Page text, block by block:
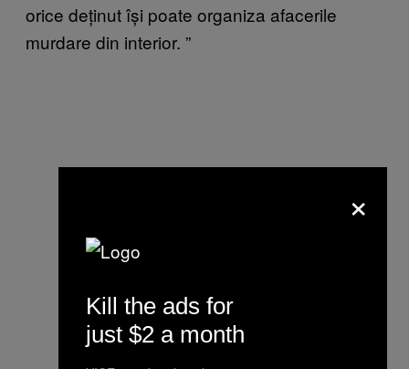
orice deținut își poate organiza afacerile
murdare din interior. ”
×
Kill the ads for
just $2 a month